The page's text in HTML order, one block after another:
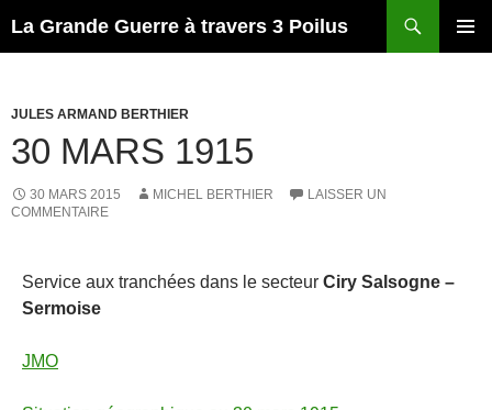
La Grande Guerre à travers 3 Poilus
JULES ARMAND BERTHIER
30 MARS 1915
30 MARS 2015 MICHEL BERTHIER
LAISSER UN
COMMENTAIRE
Service aux tranchées dans le secteur Ciry Salsogne –
Sermoise
JMO